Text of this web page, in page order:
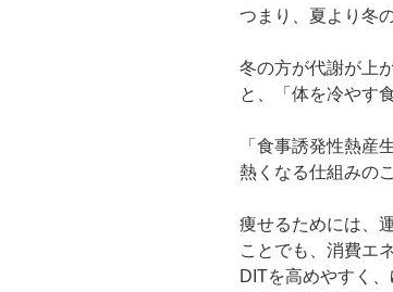
つまり、夏より冬
冬の方が代謝が上
と、「体を冷やす
「食事誘発性熱産
熱くなる仕組みの
痩せるためには、
ことでも、消費エ
DITを高めやすく